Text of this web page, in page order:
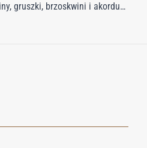
gruszki, brzoskwini i akordu
wielkolistnego, róży
Baza odkrywa
i dymny – pozostawiający